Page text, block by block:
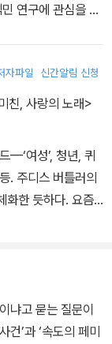
연구에 관심을 두
자파일 신간알림 신청
친, 사랑의 노래>
—‘여성’, 청년, 퀴
. 주디스 버틀러의
화한 듯하다. 요즘